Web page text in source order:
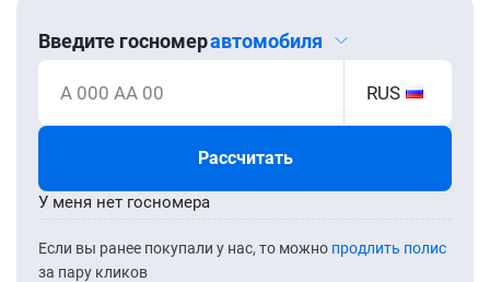
Введите госномеравтомобиля
А 000 АА 00 RUS
Рассчитать
Если вы ранее покупали у нас, то можно продлить полис
за пару кликов
У меня нет госномера